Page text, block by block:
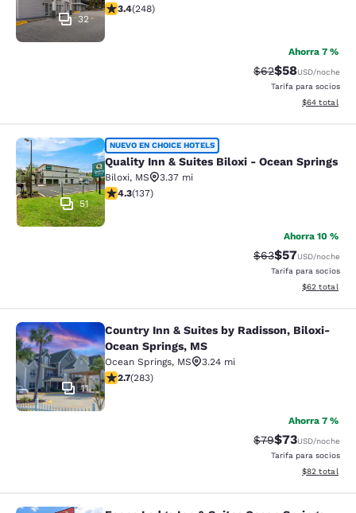
32
calificación de 3.41 estrellas. Bueno. 248 reseñas
3.4(248)
Ahorra 7 %
Precio tachado:
$62Precio con
$58USD/noche
Tarifa para socios
Ver detalles
$64 total
Quality Inn & Suites Biloxi - Ocean
51
NUEVO EN CHOICE HOTELS
Quality Inn & Suites Biloxi - Ocean Springs
Biloxi, MS
3.37 mi
calificación de 4.25 estrellas. Excelente. 137 reseñas
4.3(137)
Ahorra 10 %
Precio tachado:
$63Precio con
$57USD/noche
Tarifa para socios
Ver detalles
$62 total
Country Inn & Suites by Radisson,
11
Country Inn & Suites by Radisson, Biloxi-
Ocean Springs, MS
Ocean Springs, MS
3.24 mi
calificación de 2.71 estrellas. Feria. 283 reseñas
2.7(283)
Ahorra 7 %
Precio tachado:
$79Precio con
$73USD/noche
Tarifa para socios
Ver detalles
$82 total